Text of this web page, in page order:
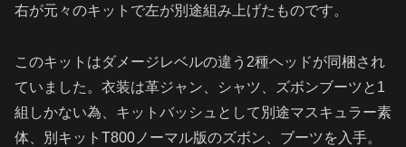
右が元々のキットで左が別途組み上げたものです。
このキットはダメージレベルの違う2種ヘッドが同梱され
ていました。衣装は革ジャン、シャツ、ズボンブーツと1
組しかない為、キットバッシュとして別途マスキュラー素
体、別キットT800ノーマル版のズボン、ブーツを入手。